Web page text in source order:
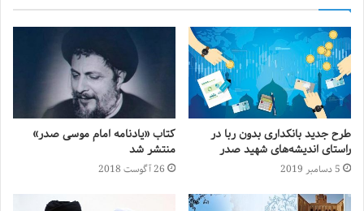
طرح جدید بانکداری بدون ربا در
راستای اندیشه‌های شهید صدر
5 دسامبر 2019
کتاب «یادنامه امام موسی صدر»
منتشر شد
26 آگوست 2018